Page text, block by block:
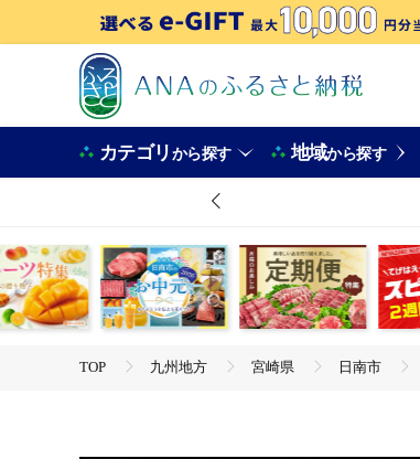
カテゴリから探す 地域から探す
TOP 九州地方 宮崎県 日南市